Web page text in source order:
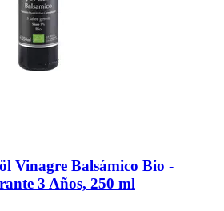
Vinagre Balsámico Bio -​
3 Años, 250 ml